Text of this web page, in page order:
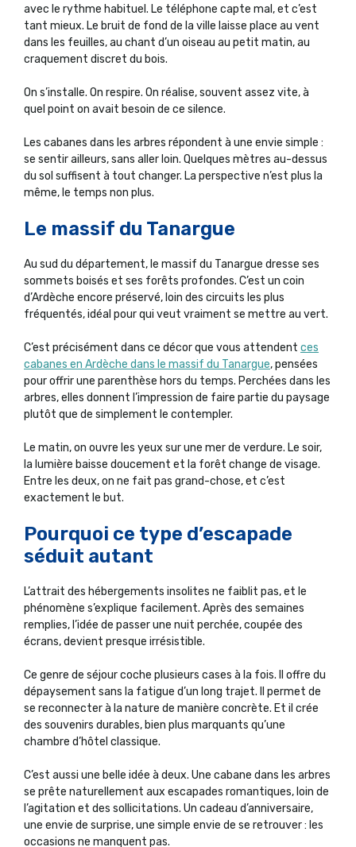
avec le rythme habituel. Le téléphone capte mal, et c’est
tant mieux. Le bruit de fond de la ville laisse place au vent
dans les feuilles, au chant d’un oiseau au petit matin, au
craquement discret du bois.
On s’installe. On respire. On réalise, souvent assez vite, à
quel point on avait besoin de ce silence.
Les cabanes dans les arbres répondent à une envie simple :
se sentir ailleurs, sans aller loin. Quelques mètres au-dessus
du sol suffisent à tout changer. La perspective n’est plus la
même, le temps non plus.
Le massif du Tanargue
Au sud du département, le massif du Tanargue dresse ses
sommets boisés et ses forêts profondes. C’est un coin
d’Ardèche encore préservé, loin des circuits les plus
fréquentés, idéal pour qui veut vraiment se mettre au vert.
C’est précisément dans ce décor que vous attendent ces
cabanes en Ardèche dans le massif du Tanargue, pensées
pour offrir une parenthèse hors du temps. Perchées dans les
arbres, elles donnent l’impression de faire partie du paysage
plutôt que de simplement le contempler.
Le matin, on ouvre les yeux sur une mer de verdure. Le soir,
la lumière baisse doucement et la forêt change de visage.
Entre les deux, on ne fait pas grand-chose, et c’est
exactement le but.
Pourquoi ce type d’escapade
séduit autant
L’attrait des hébergements insolites ne faiblit pas, et le
phénomène s’explique facilement. Après des semaines
remplies, l’idée de passer une nuit perchée, coupée des
écrans, devient presque irrésistible.
Ce genre de séjour coche plusieurs cases à la fois. Il offre du
dépaysement sans la fatigue d’un long trajet. Il permet de
se reconnecter à la nature de manière concrète. Et il crée
des souvenirs durables, bien plus marquants qu’une
chambre d’hôtel classique.
C’est aussi une belle idée à deux. Une cabane dans les arbres
se prête naturellement aux escapades romantiques, loin de
l’agitation et des sollicitations. Un cadeau d’anniversaire,
une envie de surprise, une simple envie de se retrouver : les
occasions ne manquent pas.